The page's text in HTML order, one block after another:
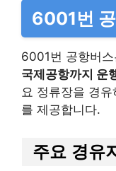
6001번
6001번 공항버스
국제공항까지 운
요 정류장을 경
를 제공합니다.
주요 경유